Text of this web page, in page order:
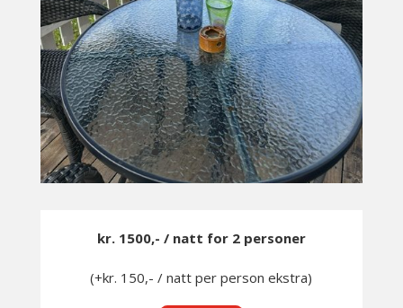
kr. 1500,- / natt for 2 personer
(+kr. 150,- / natt per person ekstra)